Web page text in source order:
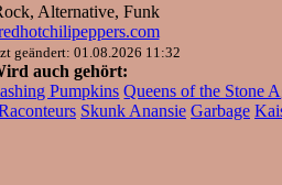
Alternative, Funk
geändert: 01.08.2026 11:32
auch gehört:
Pumpkins Queens of the Stone
Skunk Anansie Garbage